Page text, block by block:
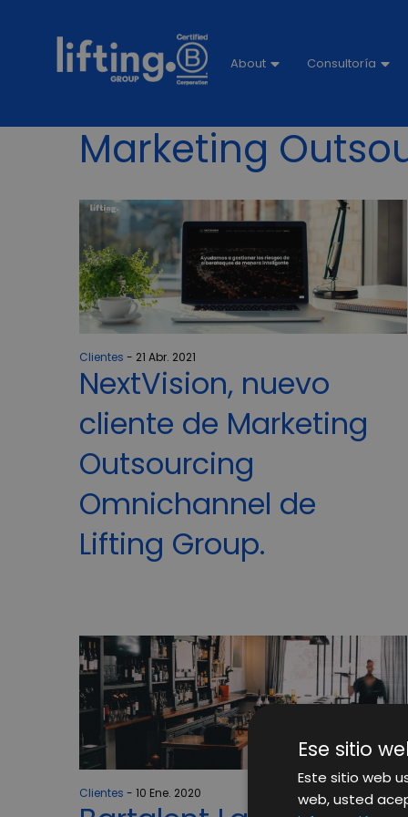
About Consultoría
Marketing
Clientes 21 Abr. 2021
NextVision, nuevo
cliente de Marketing
Outsourcing
Omnichannel de
Lifting Group.
Clientes 10 Ene. 2020
Ese sitio
Este sitio web
web, usted